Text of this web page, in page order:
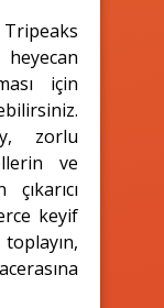
Tripeaks
heyecan
için
zorlu
ve
keyif